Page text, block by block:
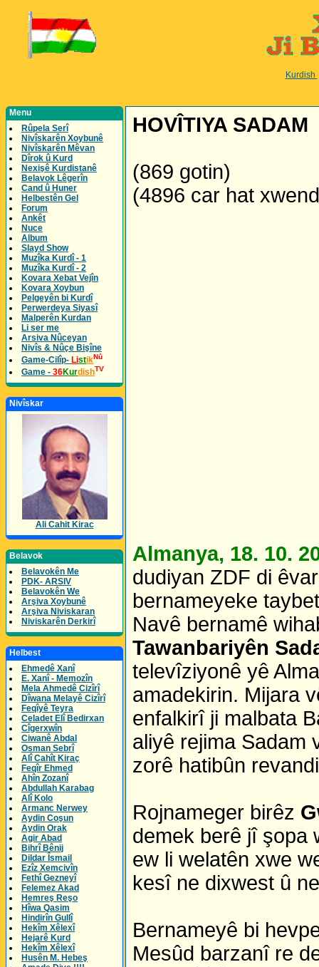
Kurdish
Menu
Rûpela Serî
Nivîskarên Xoybunê
Nivîskarên Mêvan
Dîrok û Kurd
Nexişê Kurdistanê
Belavok Lêgerîn
Cand û Huner
Helbestên Gel
Forum
Ankêt
Nuce
Album
Slayd Show
Muzîka Kurdî - 1
Muzîka Kurdî - 2
Kovara Xebat Vejîn
Kovara Xoybun
Pelgeyên bi Kurdî
Perwerdeya Siyasî
Malperên Kurdan
Li ser me
Arsiva Nûceyan
Nivîs & Nûçe Bişîne
Game-Cilîp- ListikNû
Game - 36KurdishTV
Nivîskar
Ali Cahit Kirac
Belavok
Belavokên Me
PDK- ARSIV
Belavokên We
Arşiva Xoybunê
Arşiva Niviskaran
Niviskarên Derkirî
Helbest
Ehmedê Xanî
E. Xanî - Memozîn
Mela Ahmedê Cizîrî
Dîwana Melayê Cizîrî
Feqîyê Teyra
Celadet Elî Bedirxan
Cîgerxwîn
Ciwanê Abdal
Osman Sebrî
Alî Cahît Kiraç
Feqîr Ehmed
Ahîn Zozanî
Abdullah Karabag
Alî Kolo
Armanc Nerwey
Aydin Coşun
Aydin Orak
Agir Abad
Bihrî Bênij
Dildar Îsmail
Ezîz Xemcivîn
Fethî Gezneyî
Felemez Akad
Hemreş Reşo
Hîwa Qasim
Hindirîn Gullî
Hekîm Xêlexî
Hejarê Kurd
Hekîm Xêlexî
Husên M. Hebeş
HOVÎTIYA SADAM
(869 gotin)
(4896 car hat
Almanya, 18. 10.
dudiyan ZDF di
bernameyeke
Navê bernamê
Tawanbariyên
televîziyonê yê
amadekirin. Mijara
enfalkirî ji malbata
aliyê rejima Sadam
zorê hatibûn
Rojnameger birêz
demek berê jî şopa
ew li welatên xwe
kesî ne dixwest û
Bernameyê bi
Mesûd barzanî re